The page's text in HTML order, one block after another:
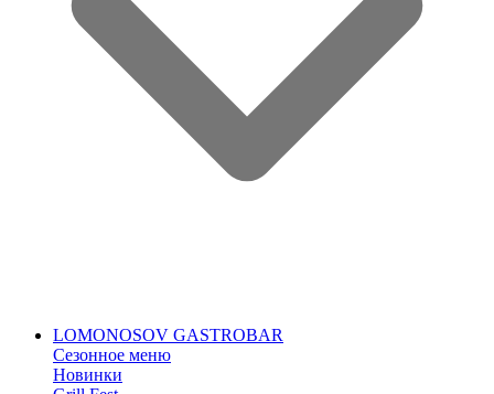
LOMONOSOV GASTROBAR
Сезонное меню
Новинки